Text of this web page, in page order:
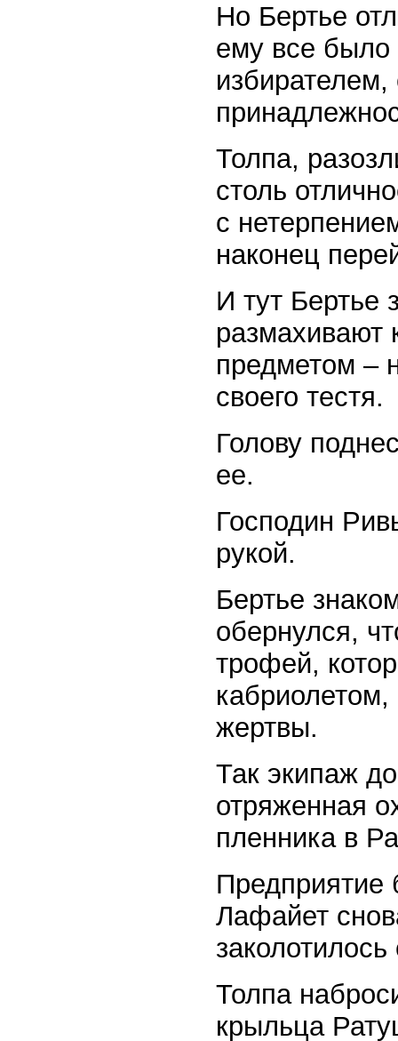
Но Бертье
ему все было
Толпа,
столь
с
наконец
И тут Бертье
размахивают
предметом –
своего тестя.
Голову
ее.
Господин
рукой.
Бертье
обернулся,
трофей,
жертвы.
Так экипаж
отряженная
пленника в
Лафайет
Толпа
крыльца